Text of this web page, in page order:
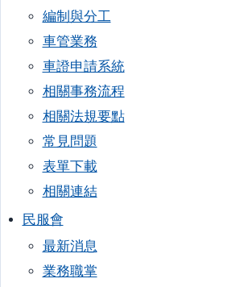
編制與分工
車管業務
車證申請系統
相關事務流程
相關法規要點
常見問題
表單下載
相關連結
民服會
最新消息
業務職掌